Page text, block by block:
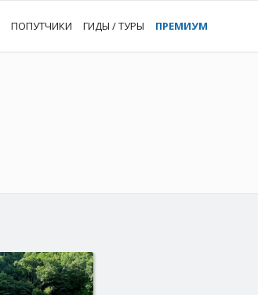
ПОПУТЧИКИ ГИДЫ / ТУРЫ ПРЕМИУМ